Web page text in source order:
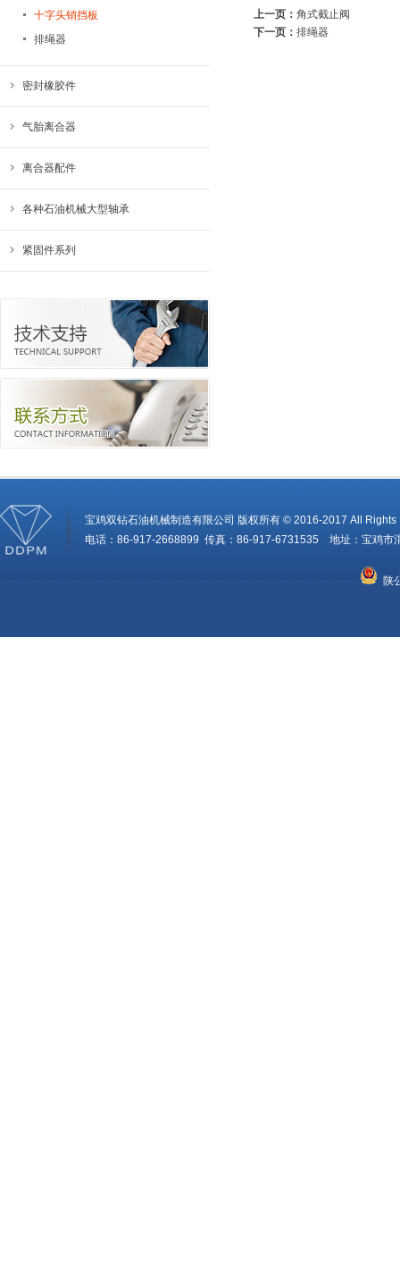
十字头销挡板
排绳器
密封橡胶件
气胎离合器
离合器配件
各种石油机械大型轴承
紧固件系列
上一页： 角式截止阀
下一页： 排绳器
宝鸡双钻石油机械制造有限公司 版权所有 © 2016-2017 All
电话：86-917-2668899 传真：86-917-6731535 地址：宝鸡市
陕